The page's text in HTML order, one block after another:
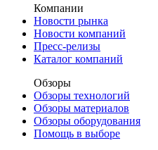
Компании
Новости рынка
Новости компаний
Пресс-релизы
Каталог компаний
Обзоры
Обзоры технологий
Обзоры материалов
Обзоры оборудования
Помощь в выборе